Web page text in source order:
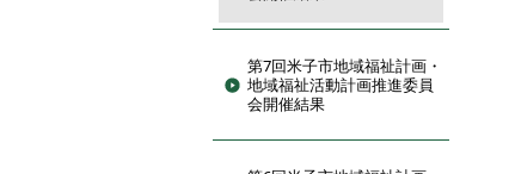
第7回米子市地域福祉計画・
地域福祉活動計画推進委員
会開催結果